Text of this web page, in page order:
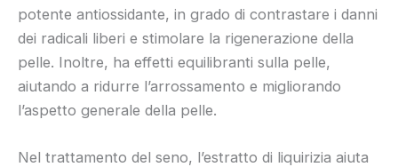
potente antiossidante, in grado di contrastare i danni
dei radicali liberi e stimolare la rigenerazione della
pelle. Inoltre, ha effetti equilibranti sulla pelle,
aiutando a ridurre l’arrossamento e migliorando
l’aspetto generale della pelle.
Nel trattamento del seno, l’estratto di liquirizia aiuta